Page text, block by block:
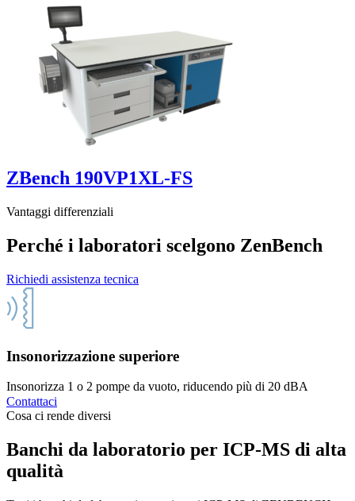
ZBench 190VP1XL-FS
Vantaggi differenziali
Perché i laboratori scelgono ZenBench
Richiedi assistenza tecnica
Insonorizzazione superiore
Insonorizza 1 o 2 pompe da vuoto, riducendo più di 20 dBA
Contattaci
Cosa ci rende diversi
Banchi da laboratorio per ICP-MS di alta
qualità